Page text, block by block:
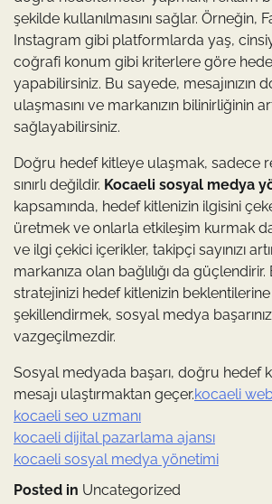
şekilde kullanılmasını sağlar. Örneğin,
Instagram gibi platformlarda yaş,
coğrafi konum gibi kriterlere göre
yapabilirsiniz. Bu sayede, mesajınızın
ulaşmasını ve markanızın bilinirliğinin
sağlayabilirsiniz.
Doğru hedef kitleye ulaşmak, sadece
sınırlı değildir. Kocaeli sosyal medya
kapsamında, hedef kitlenizin ilgisini
üretmek ve onlarla etkileşim kurmak
ve ilgi çekici içerikler, takipçi sayınızı
markanıza olan bağlılığı da
stratejinizi hedef kitlenizin
şekillendirmek, sosyal medya
vazgeçilmezdir.
Sosyal medyada başarı, doğru hedef
mesajı ulaştırmaktan geçer.kocaeli
kocaeli seo uzmanı
kocaeli dijital pazarlama ajansı
kocaeli sosyal medya yönetimi
Posted in Uncategorized